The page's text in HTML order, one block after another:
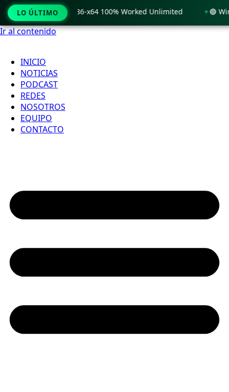
Ir al contenido
INICIO
NOTICIAS
PODCAST
REDES
NOSOTROS
EQUIPO
CONTACTO
LO ÚLTIMO
11 x86-x64 100% Worked Unlimited 🟢 WinRAR